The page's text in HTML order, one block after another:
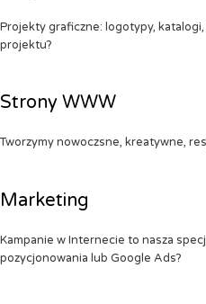
Projekty graficzne: logotypy,
projektu?
Strony WWW
Tworzymy nowoczsne, kreatywne,
Marketing
Kampanie w Internecie to nasza
pozycjonowania lub Google Ads?